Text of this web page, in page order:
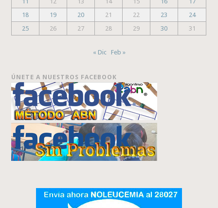
18
19 20 21 22 23
24
25
26 27 28 29 30 31
« Dic Feb »
ÚNETE A NUESTROS FACEBOOK